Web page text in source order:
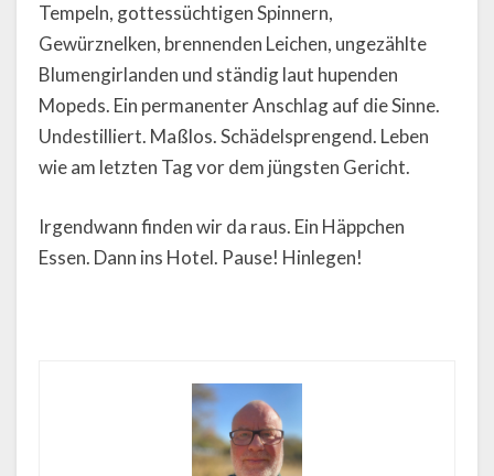
Tempeln, gottessüchtigen Spinnern,
Gewürznelken, brennenden Leichen, ungezählte
Blumengirlanden und ständig laut hupenden
Mopeds. Ein permanenter Anschlag auf die Sinne.
Undestilliert. Maßlos. Schädelsprengend. Leben
wie am letzten Tag vor dem jüngsten Gericht.
Irgendwann finden wir da raus. Ein Häppchen
Essen. Dann ins Hotel. Pause! Hinlegen!